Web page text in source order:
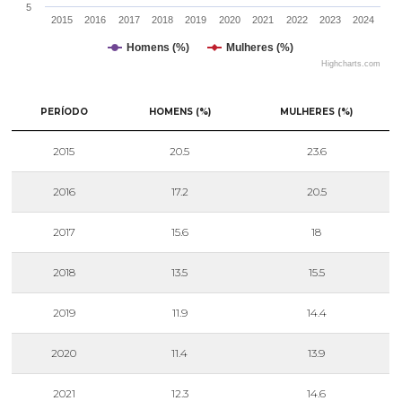
Homens (%) Mulheres (%)
2015 2016 2017 2018 2019 2020 2021 2022 2023 2024
5
Highcharts.com
PERÍODO HOMENS (%) MULHERES (%)
2015 20.5 23.6
2016 17.2 20.5
2017 15.6 18
2018 13.5 15.5
2019 11.9 14.4
2020 11.4 13.9
2021 12.3 14.6